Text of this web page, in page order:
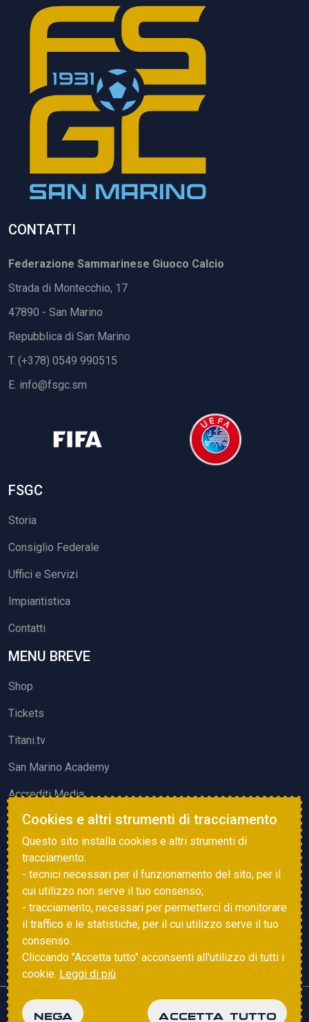
CONTATTI
Federazione Sammarinese Giuoco Calcio
Strada di Montecchio, 17
47890 - San Marino
Repubblica di San Marino
T. (+378) 0549 990515
E. info@fsgc.sm
FSGC
Storia
Consiglio Federale
Uffici e Servizi
Impiantistica
Contatti
MENU BREVE
Shop
Tickets
Titani.tv
San Marino Academy
Accrediti Media
ATTIVITÀ ED EVENTI
Squadre di Calcio
Associazione Sammarinese Arbitri
Vota gol e parata
Copyright © 2025 FSGC. Tutti i diritti riservati
Cookies e altri strumenti di tracciamento
Questo sito installa cookies e altri strumenti di
tracciamento:
- tecnici necessari per il funzionamento del sito, per il
cui utilizzo non serve il tuo consenso;
- tracciamento, necessari per permetterci di monitorare
il traffico e le statistiche, per il cui utilizzo serve il tuo
consenso.
Cliccando "Accetta tutto" acconsenti all'utilizzo di tutti i
cookie. Leggi di più
NEGA ACCETTA TUTTO